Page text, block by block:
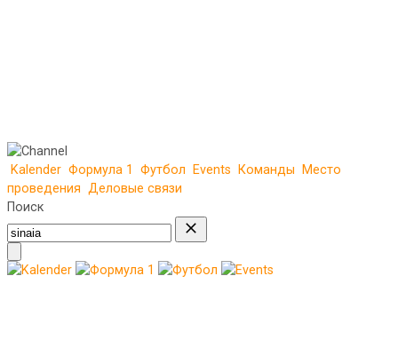
Kalender Формула 1 Футбол Events Команды
Место
проведения Деловые связи
Поиск